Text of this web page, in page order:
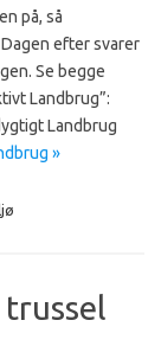
på, så
efter svarer
Se begge
Landbrug”:
Landbrug
»